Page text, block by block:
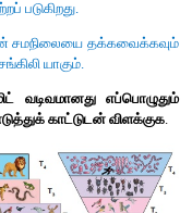
உற்பத்தி